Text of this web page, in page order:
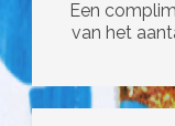
Een
van het